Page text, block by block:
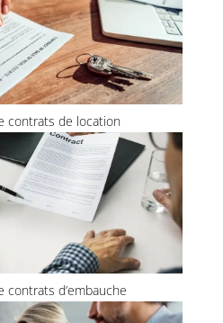
contrats de location
contrats d’embauche